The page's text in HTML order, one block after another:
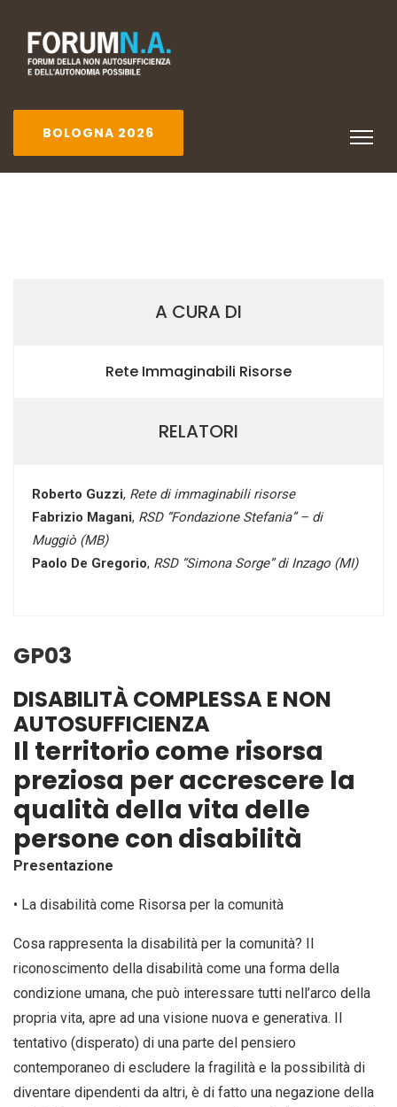
BOLOGNA 2026
A CURA DI
Rete Immaginabili Risorse
RELATORI
Roberto Guzzi, Rete di immaginabili risorse
Fabrizio Magani, RSD “Fondazione Stefania” – di
Muggiò (MB)
Paolo De Gregorio, RSD “Simona Sorge” di Inzago (MI)
GP03
DISABILITÀ COMPLESSA E NON
AUTOSUFFICIENZA
Il territorio come risorsa
preziosa per accrescere la
qualità della vita delle
persone con disabilità
Presentazione
• La disabilità come Risorsa per la comunità
Cosa rappresenta la disabilità per la comunità? Il
riconoscimento della disabilità come una forma della
condizione umana, che può interessare tutti nell’arco della
propria vita, apre ad una visione nuova e generativa. Il
tentativo (disperato) di una parte del pensiero
contemporaneo di escludere la fragilità e la possibilità di
diventare dipendenti da altri, è di fatto una negazione della